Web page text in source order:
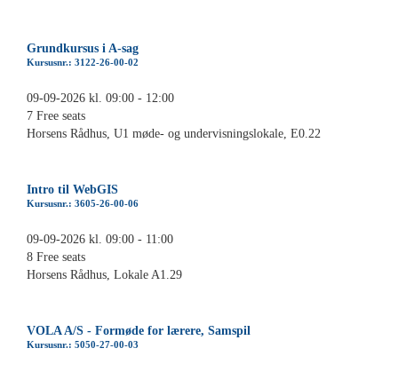
Grundkursus i A-sag
Kursusnr.: 3122-26-00-02
09-09-2026 kl. 09:00 - 12:00
7 Free seats
Horsens Rådhus, U1 møde- og undervisningslokale, E0.22
Intro til WebGIS
Kursusnr.: 3605-26-00-06
09-09-2026 kl. 09:00 - 11:00
8 Free seats
Horsens Rådhus, Lokale A1.29
VOLA A/S - Formøde for lærere, Samspil
Kursusnr.: 5050-27-00-03